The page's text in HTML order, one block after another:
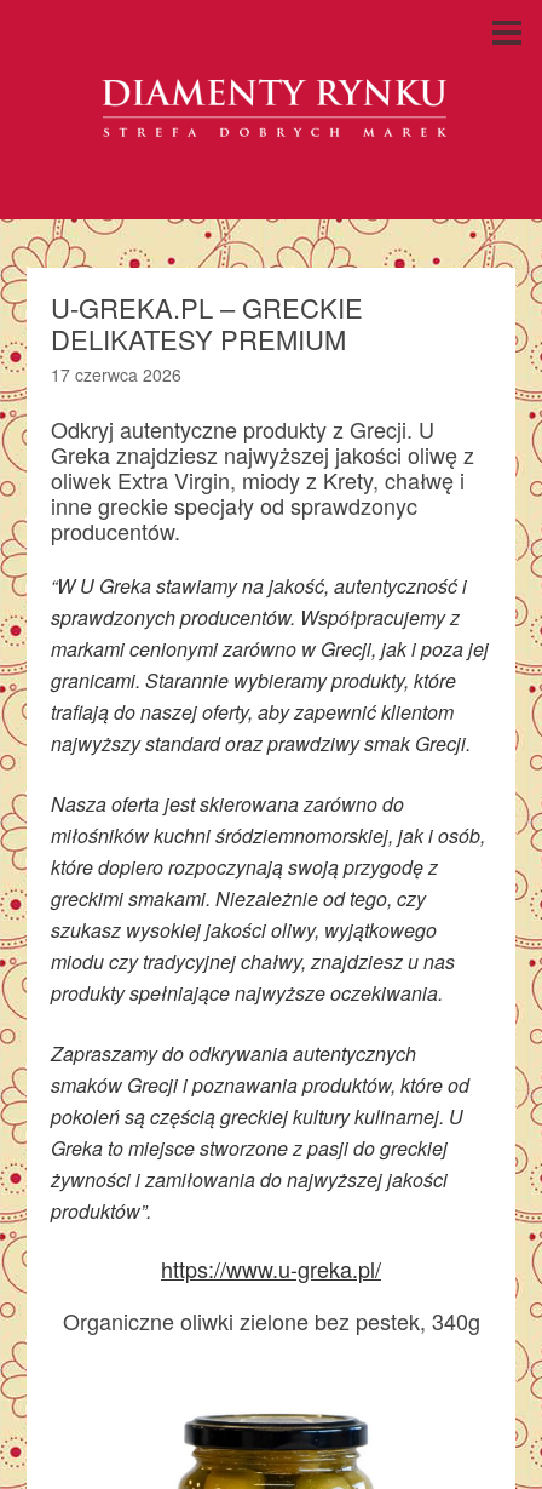
U-GREKA.PL – GRECKIE
DELIKATESY PREMIUM
17 czerwca 2026
Odkryj autentyczne produkty z Grecji. U
Greka znajdziesz najwyższej jakości oliwę z
oliwek Extra Virgin, miody z Krety, chałwę i
inne greckie specjały od sprawdzonyc
producentów.
“W U Greka stawiamy na jakość, autentyczność i
sprawdzonych producentów. Współpracujemy z
markami cenionymi zarówno w Grecji, jak i poza jej
granicami. Starannie wybieramy produkty, które
trafiają do naszej oferty, aby zapewnić klientom
najwyższy standard oraz prawdziwy smak Grecji.
Nasza oferta jest skierowana zarówno do
miłośników kuchni śródziemnomorskiej, jak i osób,
które dopiero rozpoczynają swoją przygodę z
greckimi smakami. Niezależnie od tego, czy
szukasz wysokiej jakości oliwy, wyjątkowego
miodu czy tradycyjnej chałwy, znajdziesz u nas
produkty spełniające najwyższe oczekiwania.
Zapraszamy do odkrywania autentycznych
smaków Grecji i poznawania produktów, które od
pokoleń są częścią greckiej kultury kulinarnej. U
Greka to miejsce stworzone z pasji do greckiej
żywności i zamiłowania do najwyższej jakości
produktów”.
https://www.u-greka.pl/
Organiczne oliwki zielone bez pestek, 340g